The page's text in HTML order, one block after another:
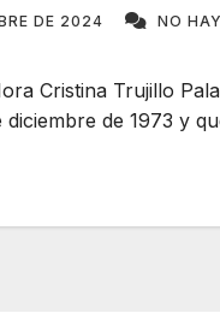
DE 2024
NO HAY
Cristina Trujillo
diciembre de 1973 y